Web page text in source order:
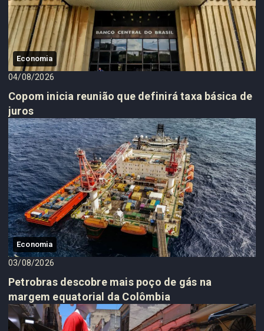
Economia
04/08/2026
Copom inicia reunião que definirá taxa básica de
juros
Economia
03/08/2026
Petrobras descobre mais poço de gás na
margem equatorial da Colômbia